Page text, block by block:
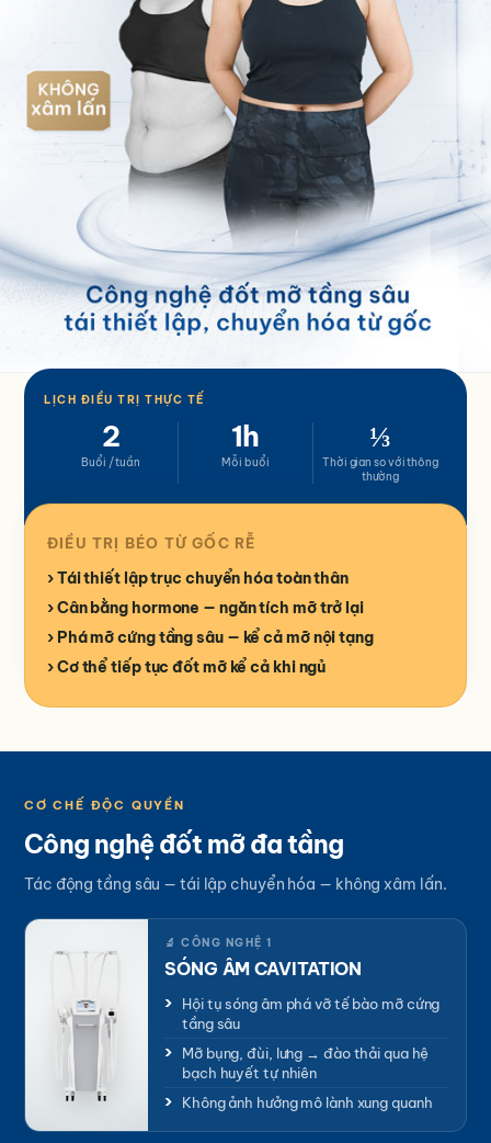
LỊCH ĐIỀU TRỊ THỰC TẾ
2
Buổi / tuần
1h
Mỗi buổi
⅓
Thời gian so với thông
thường
ĐIỀU TRỊ BÉO TỪ GỐC RỄ
Tái thiết lập trục chuyển hóa toàn thân
Cân bằng hormone — ngăn tích mỡ trở lại
Phá mỡ cứng tầng sâu — kể cả mỡ nội tạng
Cơ thể tiếp tục đốt mỡ kể cả khi ngủ
CƠ CHẾ ĐỘC QUYỀN
Công nghệ đốt mỡ đa tầng
Tác động tầng sâu — tái lập chuyển hóa — không xâm lấn.
🔬 CÔNG NGHỆ 1
SÓNG ÂM CAVITATION
Hội tụ sóng âm phá vỡ tế bào mỡ cứng
tầng sâu
Mỡ bụng, đùi, lưng → đào thải qua hệ
bạch huyết tự nhiên
Không ảnh hưởng mô lành xung quanh